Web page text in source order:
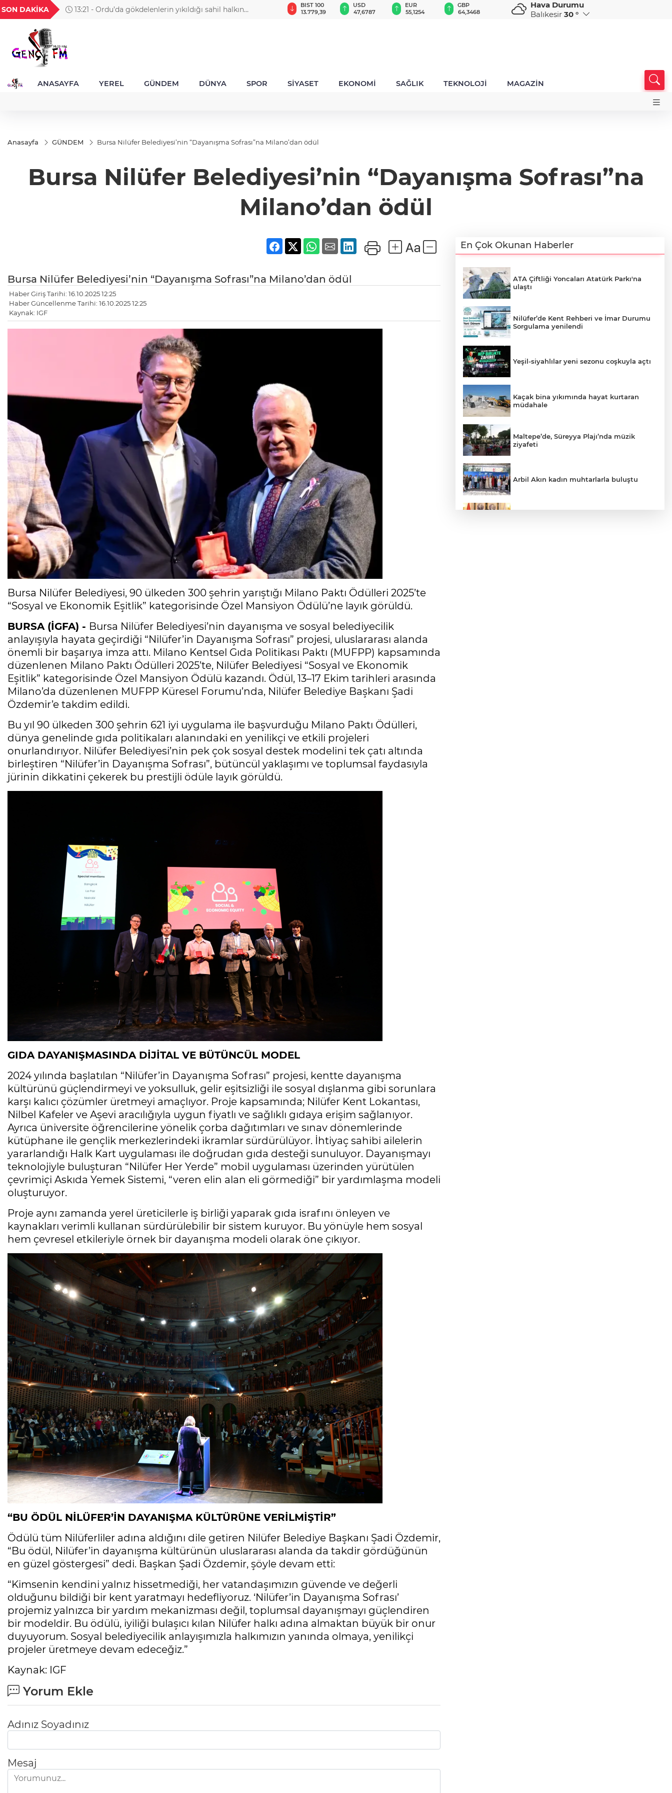
SON DAKİKA
13:21 - Ordu’da gökdelenlerin yıkıldığı sahil halkın
18,2677
TND
16,3788
BGN
27,9743
VND
0,0018
BIST 100
13.779,39
USD
47,6787
EUR
55,1254
GBP
64,3468
CHF
59,0083
CAD
34,1883
Hava Durumu
Balıkesir 30 °
ANASAYFA YEREL GÜNDEM DÜNYA SPOR SİYASET EKONOMİ SAĞLIK TEKNOLOJİ MAGAZİN
Anasayfa GÜNDEM Bursa Nilüfer Belediyesi’nin “Dayanışma Sofrası”na Milano’dan ödül
Bursa Nilüfer Belediyesi’nin “Dayanışma Sofrası”na
Milano’dan ödül
Bursa Nilüfer Belediyesi’nin “Dayanışma Sofrası”na Milano’dan ödül
Haber Giriş Tarihi: 16.10.2025 12:25
Haber Güncellenme Tarihi: 16.10.2025 12:25
Kaynak: IGF
Bursa Nilüfer Belediyesi, 90 ülkeden 300 şehrin yarıştığı Milano Paktı Ödülleri 2025’te
“Sosyal ve Ekonomik Eşitlik” kategorisinde Özel Mansiyon Ödülü’ne layık görüldü.
BURSA (İGFA) - Bursa Nilüfer Belediyesi’nin dayanışma ve sosyal belediyecilik
anlayışıyla hayata geçirdiği “Nilüfer’in Dayanışma Sofrası” projesi, uluslararası alanda
önemli bir başarıya imza attı. Milano Kentsel Gıda Politikası Paktı (MUFPP) kapsamında
düzenlenen Milano Paktı Ödülleri 2025’te, Nilüfer Belediyesi “Sosyal ve Ekonomik
Eşitlik” kategorisinde Özel Mansiyon Ödülü kazandı. Ödül, 13–17 Ekim tarihleri arasında
Milano’da düzenlenen MUFPP Küresel Forumu’nda, Nilüfer Belediye Başkanı Şadi
Özdemir’e takdim edildi.
Bu yıl 90 ülkeden 300 şehrin 621 iyi uygulama ile başvurduğu Milano Paktı Ödülleri,
dünya genelinde gıda politikaları alanındaki en yenilikçi ve etkili projeleri
onurlandırıyor. Nilüfer Belediyesi’nin pek çok sosyal destek modelini tek çatı altında
birleştiren “Nilüfer’in Dayanışma Sofrası”, bütüncül yaklaşımı ve toplumsal faydasıyla
jürinin dikkatini çekerek bu prestijli ödüle layık görüldü.
GIDA DAYANIŞMASINDA DİJİTAL VE BÜTÜNCÜL MODEL
2024 yılında başlatılan “Nilüfer’in Dayanışma Sofrası” projesi, kentte dayanışma
kültürünü güçlendirmeyi ve yoksulluk, gelir eşitsizliği ile sosyal dışlanma gibi sorunlara
karşı kalıcı çözümler üretmeyi amaçlıyor. Proje kapsamında; Nilüfer Kent Lokantası,
Nilbel Kafeler ve Aşevi aracılığıyla uygun fiyatlı ve sağlıklı gıdaya erişim sağlanıyor.
Ayrıca üniversite öğrencilerine yönelik çorba dağıtımları ve sınav dönemlerinde
kütüphane ile gençlik merkezlerindeki ikramlar sürdürülüyor. İhtiyaç sahibi ailelerin
yararlandığı Halk Kart uygulaması ile doğrudan gıda desteği sunuluyor. Dayanışmayı
teknolojiyle buluşturan “Nilüfer Her Yerde” mobil uygulaması üzerinden yürütülen
çevrimiçi Askıda Yemek Sistemi, “veren elin alan eli görmediği” bir yardımlaşma modeli
oluşturuyor.
Proje aynı zamanda yerel üreticilerle iş birliği yaparak gıda israfını önleyen ve
kaynakları verimli kullanan sürdürülebilir bir sistem kuruyor. Bu yönüyle hem sosyal
hem çevresel etkileriyle örnek bir dayanışma modeli olarak öne çıkıyor.
“BU ÖDÜL NİLÜFER’İN DAYANIŞMA KÜLTÜRÜNE VERİLMİŞTİR”
Ödülü tüm Nilüferliler adına aldığını dile getiren Nilüfer Belediye Başkanı Şadi Özdemir,
“Bu ödül, Nilüfer’in dayanışma kültürünün uluslararası alanda da takdir gördüğünün
en güzel göstergesi” dedi. Başkan Şadi Özdemir, şöyle devam etti:
“Kimsenin kendini yalnız hissetmediği, her vatandaşımızın güvende ve değerli
olduğunu bildiği bir kent yaratmayı hedefliyoruz. ‘Nilüfer’in Dayanışma Sofrası’
projemiz yalnızca bir yardım mekanizması değil, toplumsal dayanışmayı güçlendiren
bir modeldir. Bu ödülü, iyiliği bulaşıcı kılan Nilüfer halkı adına almaktan büyük bir onur
duyuyorum. Sosyal belediyecilik anlayışımızla halkımızın yanında olmaya, yenilikçi
projeler üretmeye devam edeceğiz.”
Kaynak: IGF
Yorum Ekle
Adınız Soyadınız
Mesaj
En Çok Okunan Haberler
ATA Çiftliği Yoncaları Atatürk Parkı'na
ulaştı
Nilüfer’de Kent Rehberi ve İmar Durumu
Sorgulama yenilendi
Yeşil-siyahlılar yeni sezonu coşkuyla açtı
Kaçak bina yıkımında hayat kurtaran
müdahale
Maltepe’de, Süreyya Plajı’nda müzik
ziyafeti
Arbil Akın kadın muhtarlarla buluştu